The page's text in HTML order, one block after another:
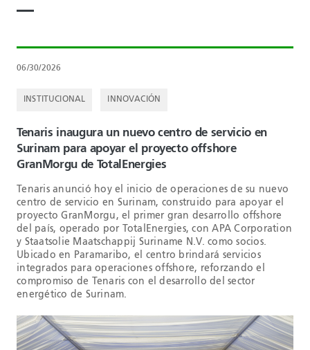
06/30/2026
INSTITUCIONAL INNOVACIÓN
Tenaris inaugura un nuevo centro de servicio en
Surinam para apoyar el proyecto offshore
GranMorgu de TotalEnergies
Tenaris anunció hoy el inicio de operaciones de su nuevo
centro de servicio en Surinam, construido para apoyar el
proyecto GranMorgu, el primer gran desarrollo offshore
del país, operado por TotalEnergies, con APA Corporation
y Staatsolie Maatschappij Suriname N.V. como socios.
Ubicado en Paramaribo, el centro brindará servicios
integrados para operaciones offshore, reforzando el
compromiso de Tenaris con el desarrollo del sector
energético de Surinam.